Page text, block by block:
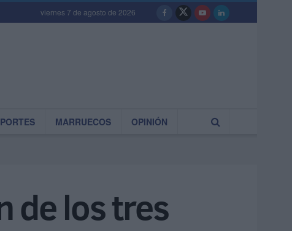
viernes 7 de agosto de 2026
MARRUECOS OPINIÓN
de los tres